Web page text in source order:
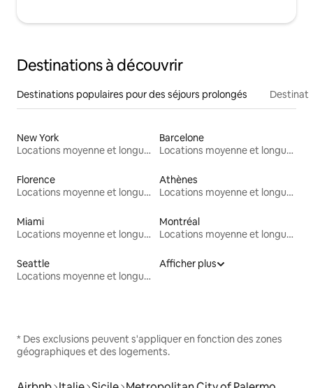
Destinations à découvrir
Destinations populaires pour des séjours prolongés
New York
Locations moyenne et longue durée
Barcelone
Locations moyenne et longue durée
Florence
Locations moyenne et longue durée
Athènes
Locations moyenne et longue durée
Miami
Locations moyenne et longue durée
Montréal
Locations moyenne et longue durée
Seattle
Locations moyenne et longue durée
Afficher plus
* Des exclusions peuvent s'appliquer en fonction des zones
géographiques et des logements.